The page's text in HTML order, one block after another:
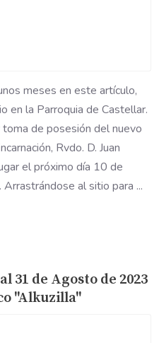
meses en este artículo,
en la Parroquia de Castellar.
de posesión del nuevo
Rvdo. D. Juan
el próximo día 10 de
al sitio para ...
31 de Agosto de 2023
"Alkuzilla"